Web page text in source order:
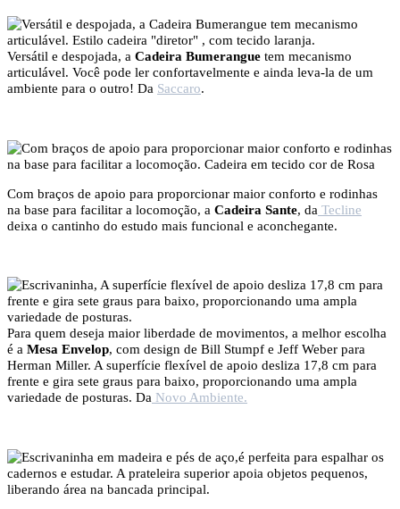
Versátil e despojada, a Cadeira Bumerangue tem mecanismo
articulável. Você pode ler confortavelmente e ainda leva-la de um
ambiente para o outro! Da Saccaro.
Com braços de apoio para proporcionar maior conforto e rodinhas
na base para facilitar a locomoção, a Cadeira Sante, da Tecline
deixa o cantinho do estudo mais funcional e aconchegante.
Para quem deseja maior liberdade de movimentos, a melhor escolha
é a Mesa Envelop, com design de Bill Stumpf e Jeff Weber para
Herman Miller. A superfície flexível de apoio desliza 17,8 cm para
frente e gira sete graus para baixo, proporcionando uma ampla
variedade de posturas. Da Novo Ambiente.